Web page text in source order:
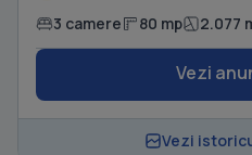
3 camere 80 mp 2.077
Vezi
Vezi